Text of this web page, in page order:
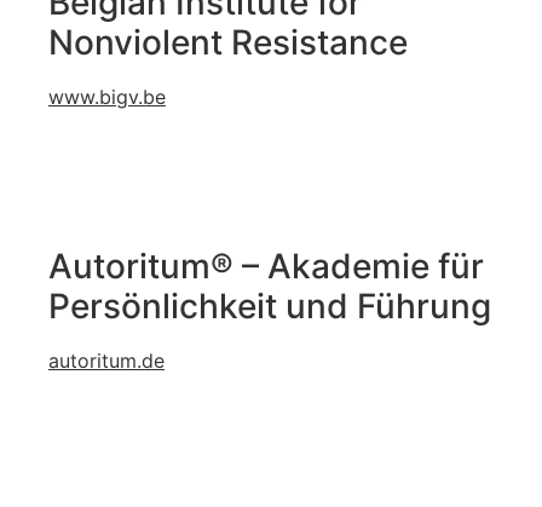
Nonviolent Resistance
www.bigv.be
Autoritum® – Akademie für
Persönlichkeit und Führung
autoritum.de